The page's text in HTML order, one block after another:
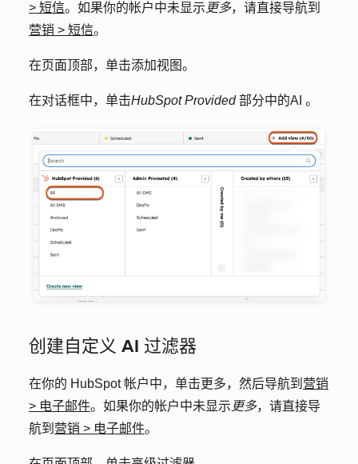
> 短信。如果你的帐户中未显示 更多，请直接导航到
营销 > 短信。
在页面顶部，单击添加视图。
在对话框中，单击HubSpot Provided部分中的AI 。
创建自定义 AI 过滤器
在你的 HubSpot 帐户中，单击更多，然后导航到 营销
> 电子邮件。如果你的帐户中未显示 更多，请直接导
航到 营销 > 电子邮件。